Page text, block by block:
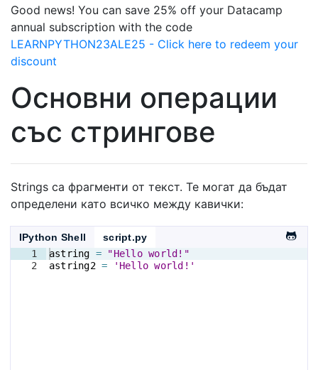
Good news! You can save 25% off your Datacamp
annual subscription with the code
LEARNPYTHON23ALE25 - Click here to redeem your
discount
Основни операции
със стрингове
Strings са фрагменти от текст. Те могат да бъдат
определени като всичко между кавички:
IPython Shell
script.py
1
2
astring =
"Hello world!"
astring2 = 'Hello world!'